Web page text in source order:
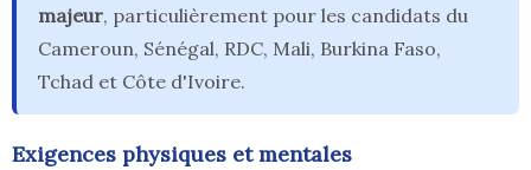
majeur, particulièrement pour les candidats du
Cameroun, Sénégal, RDC, Mali, Burkina Faso,
Tchad et Côte d'Ivoire.
Exigences physiques et mentales